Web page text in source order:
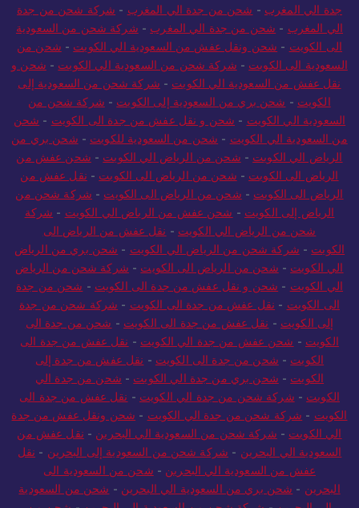
جدة الي المغرب - شحن من جدة الي المغرب - شركة شحن من جدة
الي المغرب - شحن من جدة الي المغرب - شركة شحن من السعودية
الى الكويت - شحن ونقل عفش من السعودية الي الكويت - شحن من
السعودية الى الكويت - شركة شحن من السعودية الي الكويت - شحن و
نقل عفش من السعودية الي الكويت - شركة شحن من السعودية إلى
الكويت - شحن بري من السعودية إلى الكويت - شركة شحن من
السعودية الي الكويت - شحن و نقل عفش من جدة الى الكويت - شحن
من السعودية الي الكويت - شحن من السعودية للكويت - شحن بري من
الرياض الي الكويت - شحن من الرياض الي الكويت - شحن عفش من
الرياض الى الكويت - شحن من الرياض الى الكويت - نقل عفش من
الرياض الى الكويت - شحن من الرياض الى الكويت - شركة شحن من
الرياض إلى الكويت - شحن عفش من الرياض الي الكويت - شركة
شحن من الرياض الي الكويت - نقل عفش من الرياض الى
الكويت - شركة شحن من الرياض الي الكويت - شحن بري من الرياض
الي الكويت - شحن من الرياض الى الكويت - شركة شحن من الرياض
الي الكويت - شحن و نقل عفش من جدة الى الكويت - شحن من جدة
الى الكويت - نقل عفش من جدة الى الكويت - شركة شحن من جدة
إلى الكويت - نقل عفش من جدة الى الكويت - شحن من جدة الى
الكويت - شحن عفش من جدة الي الكويت - نقل عفش من جدة الى
الكويت - شحن من جدة الى الكويت - نقل عفش من جدة إلى
الكويت - شحن بري من جدة الي الكويت - شحن من جدة الي
الكويت - شركة شحن من جدة الي الكويت - نقل عفش من جدة الى
الكويت - شركة شحن من جدة الي الكويت - شحن ونقل عفش من جدة
الي الكويت - شركة شحن من السعودية الي البحرين - نقل عفش من
السعودية الي البحرين - شركة شحن من السعودية إلى البحرين - نقل
عفش من السعودية الي البحرين - شحن من السعودية الى
البحرين - شحن بري من السعودية الي البحرين - شحن من السعودية